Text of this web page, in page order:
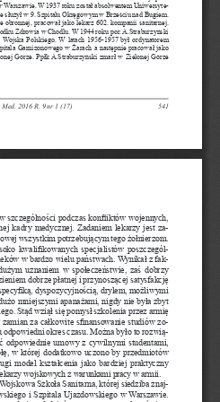
541
2016 R. 9 nr 1 (17)
W 1937 roku został absolwentem Uniwersyte-
służył w 9. Szpitalu Okręgowym w Brześciu nad Bugiem.
obronnej, pracował jako lekarz 602. kompanii sanitarnej.
Zdrowia w Chodlu. W 1944 roku por. A.Straburzyński
Polskiego. W latach 1956-1957 był ordynatorem
Garnizonowego w Żarach a następnie pracował jako
Górze. Ppłk A.Straburzyński zmarł w Zielonej Górze
szczególności podczas konfliktów wojennych,
kadry medycznej. Zadaniem lekarzy jest za-
wszystkim potrzebującym tego żołnierzom.
kwalifikowanych specjalistów poszczegól-
w bardzo wielu państwach. Wynikał z fak-
uznaniem w społeczeństwie, zaś dobrzy
dobrze płatnej i przynoszącej satysfakcję
dyspozycyjnością, drylem, możliwymi
mniejszymi apanażami, nigdy nie była zbyt
Stąd wziął się pomysł szkolenia przez armię
za całkowite sfinansowanie studiów zo-
okres czasu. Można było to rozwią-
odpowiednie umowy z cywilnymi studentami,
w której dodatkowo uczono by przedmiotów
model kształcenia jako bardziej praktyczny
wojskowych z warunkami pracy w armii.
Szkoła Sanitarna, której siedziba znaj-
i Szpitala Ujazdowskiego w Warszawie.